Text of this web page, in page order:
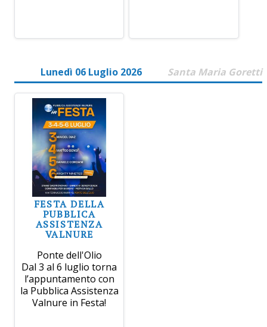
Lunedì 06 Luglio 2026 Santa Maria Goretti
FESTA DELLA
PUBBLICA
ASSISTENZA
VALNURE
Ponte dell'Olio
Dal 3 al 6 luglio torna
l’appuntamento con
la Pubblica Assistenza
Valnure in Festa!